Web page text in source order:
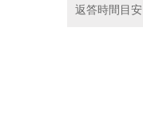
返答時間目安